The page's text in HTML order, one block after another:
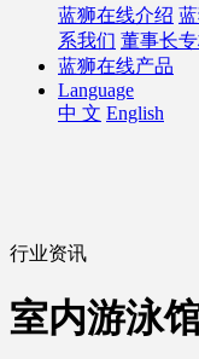
蓝狮在线介绍
系我们 董事长
蓝狮在线产品
Language
中 文 English
行业资讯
室内游泳